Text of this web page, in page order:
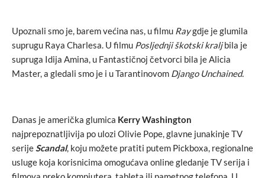
Upoznali smo je, barem većina nas, u filmu Raygdje je glumila
suprugu Raya Charlesa. U filmu Posljednji škotski kraljbila je
supruga Idija Amina, u Fantastičnoj četvorci bila je Alicia
Master, a gledali smo je i u Tarantinovom Django Unchained.
Danas je američka glumica Kerry Washington
najprepoznatljivija po ulozi Olivie Pope, glavne junakinje TV
serije Scandal, koju možete pratiti putem Pickboxa, regionalne
usluge koja korisnicima omogućava online gledanje TV serija i